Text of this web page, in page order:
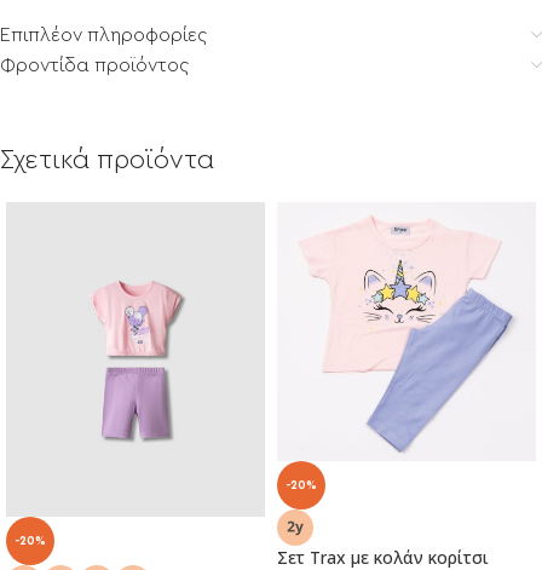
Επιπλέον πληροφορίες
Φροντίδα προϊόντος
Σχετικά προϊόντα
-20%
-20%
Σετ Trax με κολάν κορίτσι